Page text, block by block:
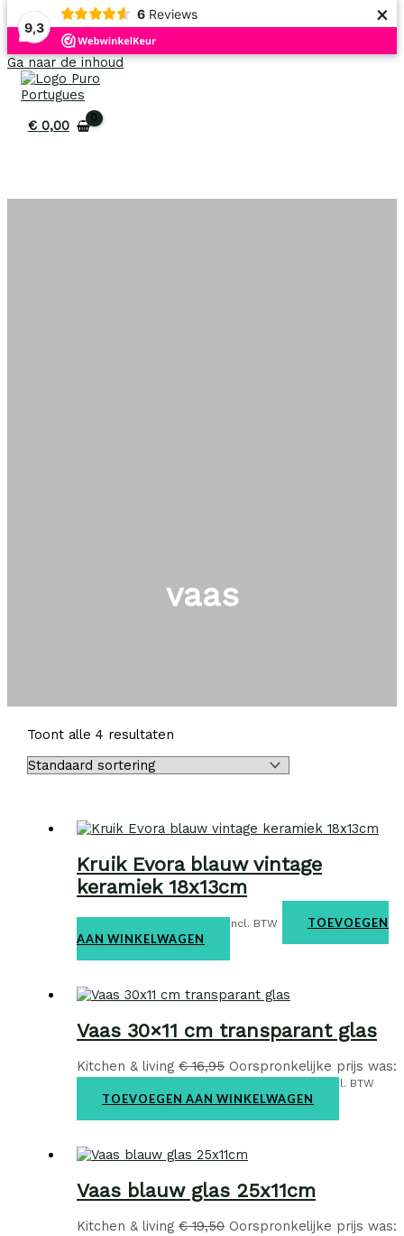
9,3
6 Reviews ×
Ga naar de inhoud
€0,00
vaas
Toont alle 4 resultaten
Kruik Evora blauw vintage
keramiek 18x13cm
Kitchen & living€12,95 incl. BTW
TOEVOEGEN
AAN WINKELWAGEN
Uitverkoop!
Vaas 30×11 cm transparant glas
Kitchen & living€16,95 Oorspronkelijke prijs was:
€ 16,95.€12,95Huidige prijs is: € 12,95. incl. BTW
TOEVOEGEN AAN WINKELWAGEN
Uitverkoop!
Vaas blauw glas 25x11cm
Kitchen & living€19,50 Oorspronkelijke prijs was:
Uitverkoop!